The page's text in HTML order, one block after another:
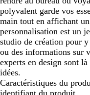
polyvalent garde vos
main tout en affichant
personnalisation est un
studio de création pour
ou des informations sur
experts en design sont
idées.
Caractéristiques du